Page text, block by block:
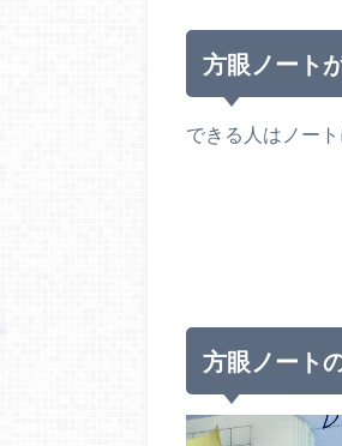
方眼ノート
できる人はノー
方眼ノート